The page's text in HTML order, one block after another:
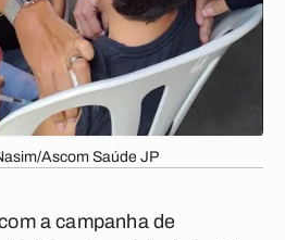
Ascom Saúde JP
a campanha de